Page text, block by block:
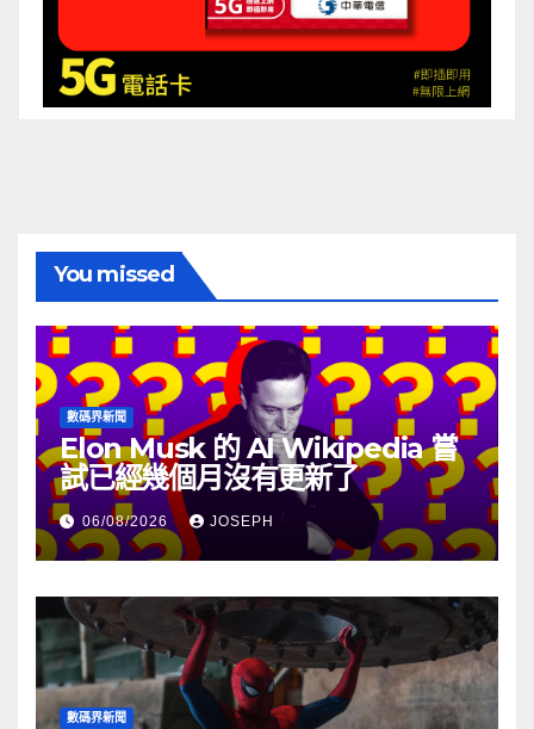
You missed
數碼界新聞
Elon Musk 的 AI Wikipedia 嘗
試已經幾個月沒有更新了
06/08/2026 JOSEPH
數碼界新聞